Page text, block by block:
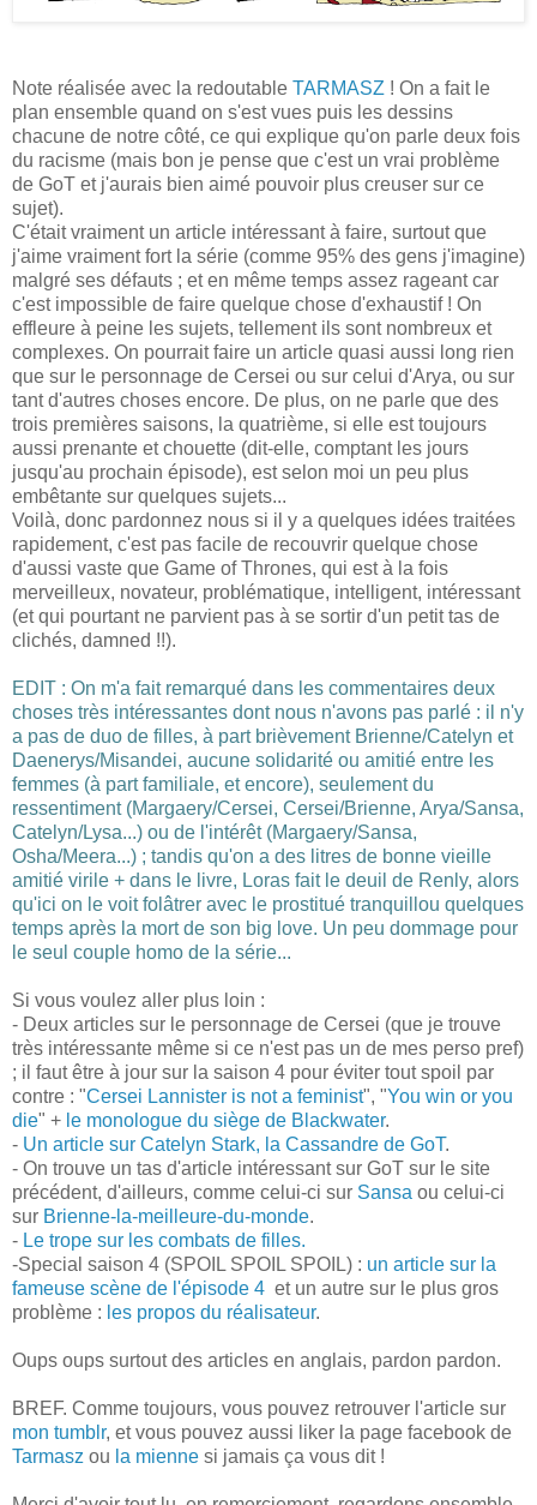
Note réalisée avec la redoutable TARMASZ ! On a fait le
plan ensemble quand on s'est vues puis les dessins
chacune de notre côté, ce qui explique qu'on parle deux fois
du racisme (mais bon je pense que c'est un vrai problème
de GoT et j'aurais bien aimé pouvoir plus creuser sur ce
sujet).
C'était vraiment un article intéressant à faire, surtout que
j'aime vraiment fort la série (comme 95% des gens j'imagine)
malgré ses défauts ; et en même temps assez rageant car
c'est impossible de faire quelque chose d'exhaustif ! On
effleure à peine les sujets, tellement ils sont nombreux et
complexes. On pourrait faire un article quasi aussi long rien
que sur le personnage de Cersei ou sur celui d'Arya, ou sur
tant d'autres choses encore. De plus, on ne parle que des
trois premières saisons, la quatrième, si elle est toujours
aussi prenante et chouette (dit-elle, comptant les jours
jusqu'au prochain épisode), est selon moi un peu plus
embêtante sur quelques sujets...
Voilà, donc pardonnez nous si il y a quelques idées traitées
rapidement, c'est pas facile de recouvrir quelque chose
d'aussi vaste que Game of Thrones, qui est à la fois
merveilleux, novateur, problématique, intelligent, intéressant
(et qui pourtant ne parvient pas à se sortir d'un petit tas de
clichés, damned !!).
EDIT : On m'a fait remarqué dans les commentaires deux
choses très intéressantes dont nous n'avons pas parlé : il n'y
a pas de duo de filles, à part brièvement Brienne/Catelyn et
Daenerys/Misandei, aucune solidarité ou amitié entre les
femmes (à part familiale, et encore), seulement du
ressentiment (Margaery/Cersei, Cersei/Brienne, Arya/Sansa,
Catelyn/Lysa...) ou de l'intérêt (Margaery/Sansa,
Osha/Meera...) ; tandis qu'on a des litres de bonne vieille
amitié virile + dans le livre, Loras fait le deuil de Renly, alors
qu'ici on le voit folâtrer avec le prostitué tranquillou quelques
temps après la mort de son big love. Un peu dommage pour
le seul couple homo de la série...
Si vous voulez aller plus loin :
- Deux articles sur le personnage de Cersei (que je trouve
très intéressante même si ce n'est pas un de mes perso pref)
; il faut être à jour sur la saison 4 pour éviter tout spoil par
contre : "Cersei Lannister is not a feminist", "You win or you
die" + le monologue du siège de Blackwater.
- Un article sur Catelyn Stark, la Cassandre de GoT.
- On trouve un tas d'article intéressant sur GoT sur le site
précédent, d'ailleurs, comme celui-ci sur Sansa ou celui-ci
sur Brienne-la-meilleure-du-monde.
- Le trope sur les combats de filles.
-Special saison 4 (SPOIL SPOIL SPOIL) : un article sur la
fameuse scène de l'épisode 4 et un autre sur le plus gros
problème : les propos du réalisateur.
Oups oups surtout des articles en anglais, pardon pardon.
BREF. Comme toujours, vous pouvez retrouver l'article sur
mon tumblr, et vous pouvez aussi liker la page facebook de
Tarmasz ou la mienne si jamais ça vous dit !